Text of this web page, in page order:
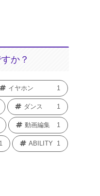
か？
イヤホン 1
ダンス 1
動画編集 1
1 ABILITY 1